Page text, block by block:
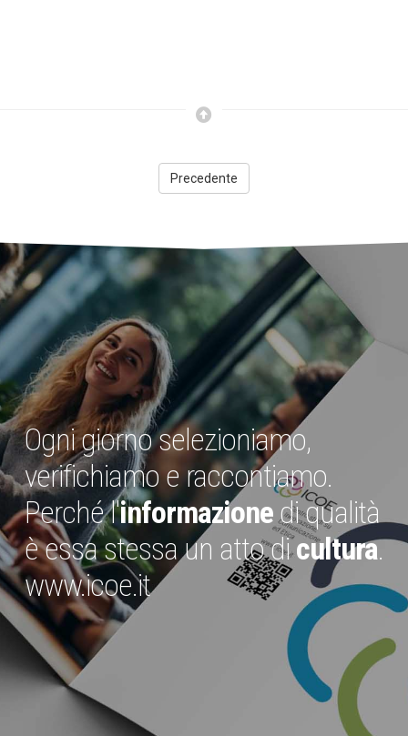
Precedente
Ogni giorno selezioniamo,
verifichiamo e raccontiamo.
Perché l'informazionedi qualità
è essa stessa un atto dicultura.
www.icoe.it